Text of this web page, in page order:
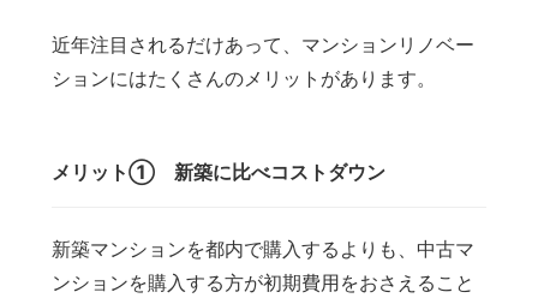
近年注目されるだけあって、マンションリノベー
ションにはたくさんのメリットがあります。
メリット① 新築に比べコストダウン
新築マンションを都内で購入するよりも、中古マ
ンションを購入する方が初期費用をおさえること